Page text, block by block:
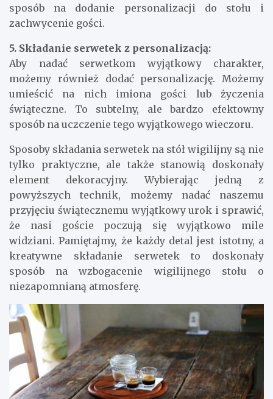
sposób na dodanie personalizacji do stołu i
zachwycenie gości.
5. Składanie serwetek z personalizacją:
Aby nadać serwetkom wyjątkowy charakter,
możemy również dodać personalizację. Możemy
umieścić na nich imiona gości lub życzenia
świąteczne. To subtelny, ale bardzo efektowny
sposób na uczczenie tego wyjątkowego wieczoru.
Sposoby składania serwetek na stół wigilijny są nie
tylko praktyczne, ale także stanowią doskonały
element dekoracyjny. Wybierając jedną z
powyższych technik, możemy nadać naszemu
przyjęciu świątecznemu wyjątkowy urok i sprawić,
że nasi goście poczują się wyjątkowo mile
widziani. Pamiętajmy, że każdy detal jest istotny, a
kreatywne składanie serwetek to doskonały
sposób na wzbogacenie wigilijnego stołu o
niezapomnianą atmosferę.